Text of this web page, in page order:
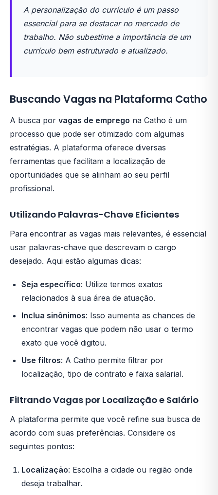
A personalização do currículo é um passo
essencial para se destacar no mercado de
trabalho. Não subestime a importância de um
currículo bem estruturado e atualizado.
Buscando Vagas na Plataforma Catho
A busca por vagas de emprego na Catho é um
processo que pode ser otimizado com algumas
estratégias. A plataforma oferece diversas
ferramentas que facilitam a localização de
oportunidades que se alinham ao seu perfil
profissional.
Utilizando Palavras-Chave Eficientes
Para encontrar as vagas mais relevantes, é essencial
usar palavras-chave que descrevam o cargo
desejado. Aqui estão algumas dicas:
Seja específico: Utilize termos exatos
relacionados à sua área de atuação.
Inclua sinônimos: Isso aumenta as chances de
encontrar vagas que podem não usar o termo
exato que você digitou.
Use filtros: A Catho permite filtrar por
localização, tipo de contrato e faixa salarial.
Filtrando Vagas por Localização e Salário
A plataforma permite que você refine sua busca de
acordo com suas preferências. Considere os
seguintes pontos:
Localização: Escolha a cidade ou região onde
deseja trabalhar.